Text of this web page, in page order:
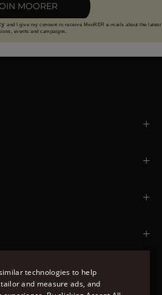
MOORER
and I give my consent to receive MooRER e-mails about the latest
events and campaigns.
トメント
フォローする
technologies to help
and measure ads, and